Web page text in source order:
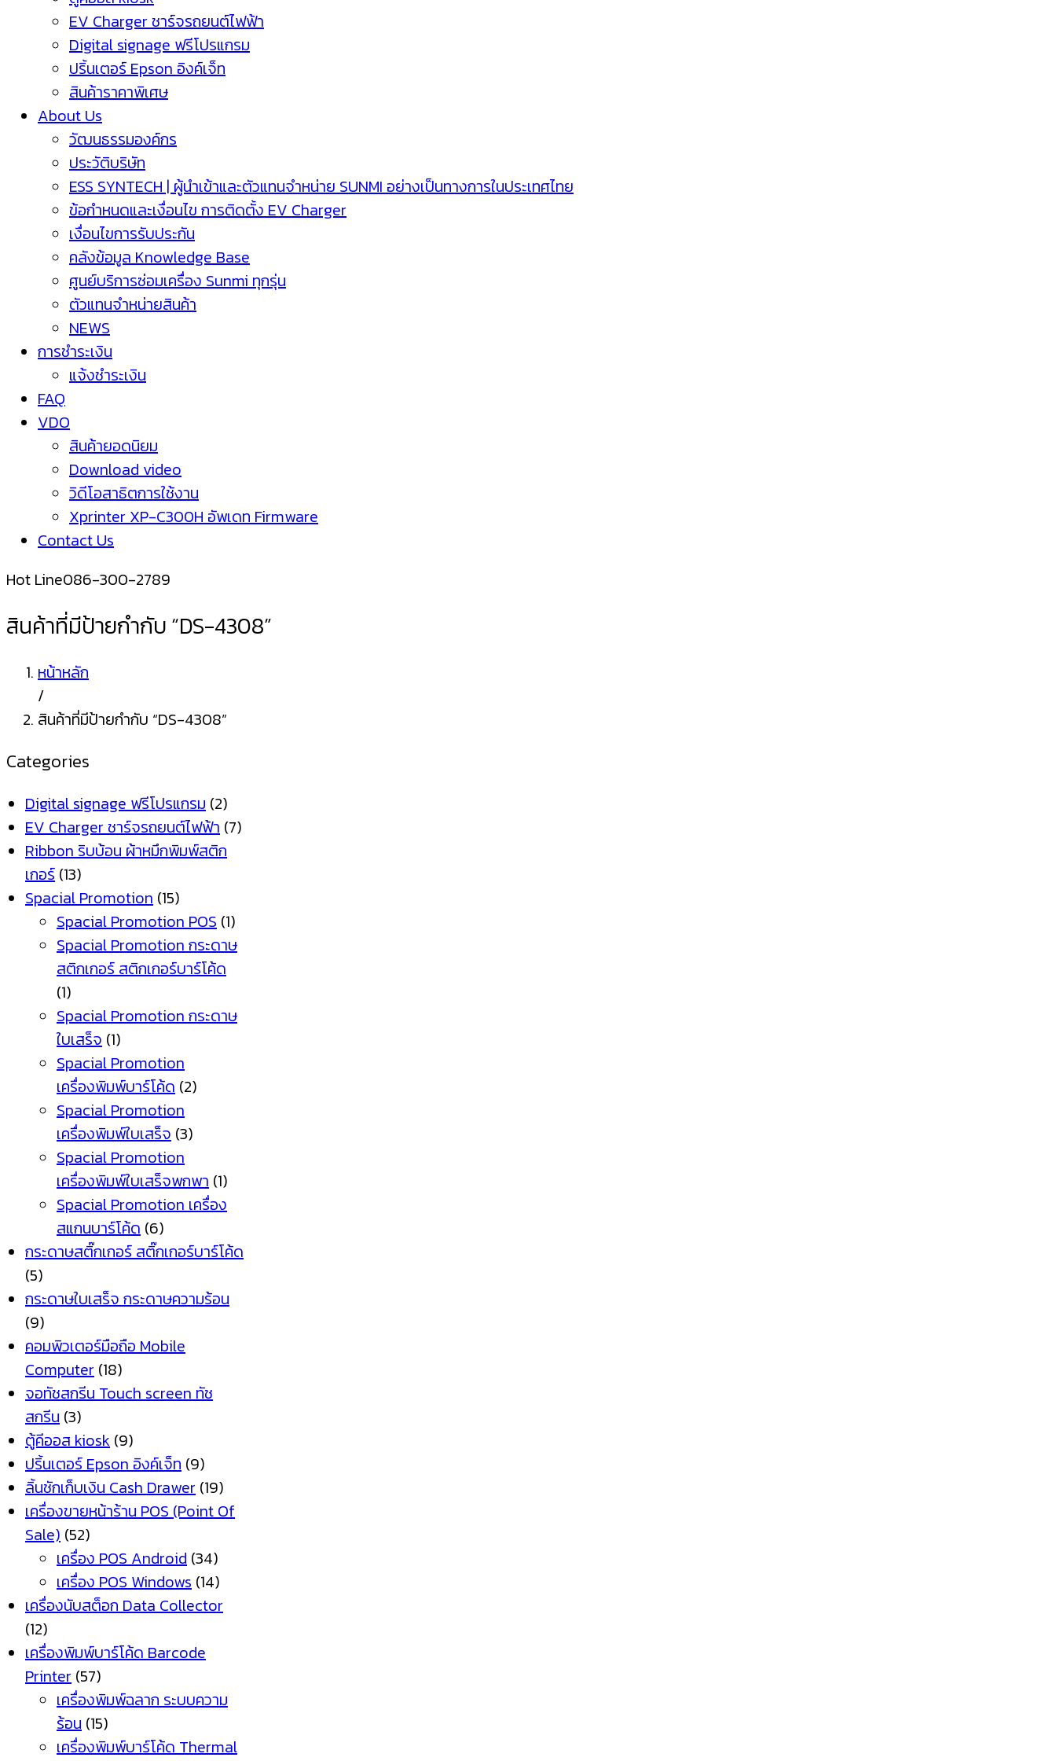
EV Charger ชาร์จรถยนต์ไฟฟ้า
Digital signage ฟรีโปรแกรม
ปริ้นเตอร์ Epson อิงค์เจ็ท
สินค้าราคาพิเศษ
About Us
วัฒนธรรมองค์กร
ประวัติบริษัท
ESS SYNTECH | ผู้นำเข้าและตัวแทนจำหน่าย SUNMI อย่างเป็นทางการในประเทศไทย
ข้อกำหนดและเงื่อนไข การติดตั้ง EV Charger
เงื่อนไขการรับประกัน
คลังข้อมูล Knowledge Base
ศูนย์บริการซ่อมเครื่อง Sunmi ทุกรุ่น
ตัวแทนจำหน่ายสินค้า
NEWS
การชำระเงิน
แจ้งชำระเงิน
FAQ
VDO
สินค้ายอดนิยม
Download video
วิดีโอสาธิตการใช้งาน
Xprinter XP-C300H อัพเดท Firmware
Contact Us
Hot Line086-300-2789
สินค้าที่มีป้ายกำกับ “DS-4308”
หน้าหลัก
/
สินค้าที่มีป้ายกำกับ “DS-4308”
Categories
Digital signage ฟรีโปรแกรม (2)
EV Charger ชาร์จรถยนต์ไฟฟ้า (7)
Ribbon ริบบ้อน ผ้าหมึกพิมพ์สติก
เกอร์ (13)
Spacial Promotion (15)
Spacial Promotion POS (1)
Spacial Promotion กระดาษ
สติกเกอร์ สติกเกอร์บาร์โค้ด
(1)
Spacial Promotion กระดาษ
ใบเสร็จ (1)
Spacial Promotion
เครื่องพิมพ์บาร์โค้ด (2)
Spacial Promotion
เครื่องพิมพ์ใบเสร็จ (3)
Spacial Promotion
เครื่องพิมพ์ใบเสร็จพกพา (1)
Spacial Promotion เครื่อง
สแกนบาร์โค้ด (6)
กระดาษสติ๊กเกอร์ สติ๊กเกอร์บาร์โค้ด
(5)
กระดาษใบเสร็จ กระดาษความร้อน
(9)
คอมพิวเตอร์มือถือ Mobile
Computer (18)
จอทัชสกรีน Touch screen ทัช
สกรีน (3)
ตู้คีออส kiosk (9)
ปริ้นเตอร์ Epson อิงค์เจ็ท (9)
ลิ้นชักเก็บเงิน Cash Drawer (19)
เครื่องขายหน้าร้าน POS (Point Of
Sale) (52)
เครื่อง POS Android (34)
เครื่อง POS Windows (14)
เครื่องนับสต็อก Data Collector
(12)
เครื่องพิมพ์บาร์โค้ด Barcode
Printer (57)
เครื่องพิมพ์ฉลาก ระบบความ
ร้อน (15)
เครื่องพิมพ์บาร์โค้ด Thermal